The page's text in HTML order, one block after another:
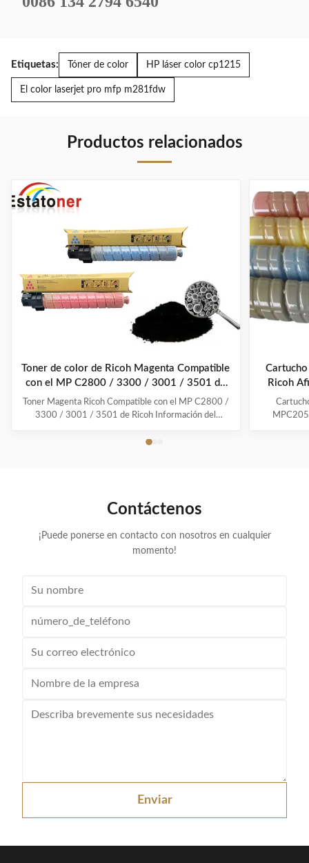
Etiquetas: Tóner de color HP láser color cp1215
El color laserjet pro mfp m281fdw
Productos relacionados
Toner de color de Ricoh Magenta Compatible
con el MP C2800 / 3300 / 3001 / 3501 de
Ricoh
Toner Magenta Ricoh Compatible con el MP C2800 /
3300 / 3001 / 3501 de Ricoh Información del
los colores más vibrantes, utilice
Ricoh
Contáctenos
¡Puede ponerse en contacto con nosotros en cualquier
momento!
Enviar